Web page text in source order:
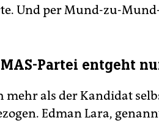
Und per Mund-zu-
Partei entgeht
mehr als der Kandidat
Edman Lara,